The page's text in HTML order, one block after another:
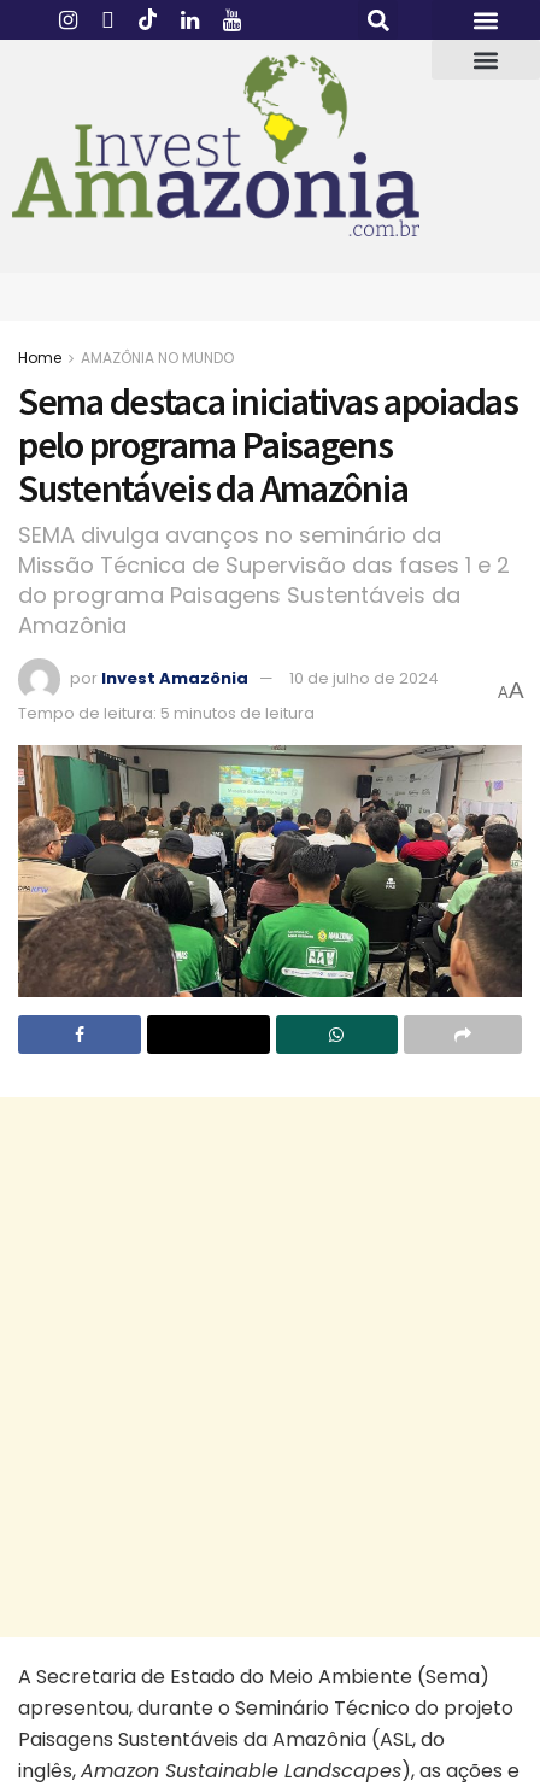
Home AMAZÔNIA NO MUNDO
Sema destaca iniciativas apoiadas
pelo programa Paisagens
Sustentáveis da Amazônia
SEMA divulga avanços no seminário da
Missão Técnica de Supervisão das fases 1 e 2
do programa Paisagens Sustentáveis da
Amazônia
por Invest Amazônia
10 de julho de 2024
Tempo de leitura: 5 minutos de leitura
AA
A Secretaria de Estado do Meio Ambiente (Sema)
apresentou, durante o Seminário Técnico do projeto
Paisagens Sustentáveis da Amazônia (ASL, do
inglês,Amazon Sustainable Landscapes), as ações e